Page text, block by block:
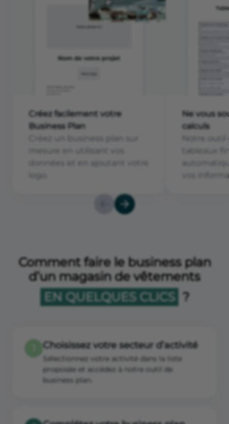
Créez facilement votre
Business Plan
Ne vous
calculs
Notre
tableaux
vos
Comment faire le business plan
d’un magasin de vêtements
EN QUELQUES CLICS ?
Choisissez votre secteur d’activité
Sélectionnez votre activité dans la liste
proposée et accédez à notre outil de
business plan.